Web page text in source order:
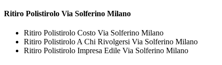
Ritiro Polistirolo Via Solferino Milano
Ritiro Polistirolo Costo Via Solferino Milano
Ritiro Polistirolo A Chi Rivolgersi Via Solferino Milano
Ritiro Polistirolo Impresa Edile Via Solferino Milano